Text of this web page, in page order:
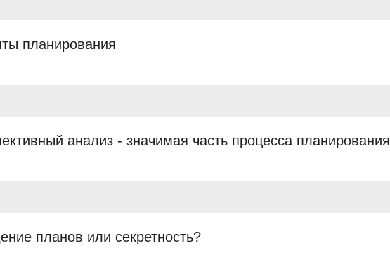
планирования
анализ - значимая часть процесса планирования
планов или секретность?